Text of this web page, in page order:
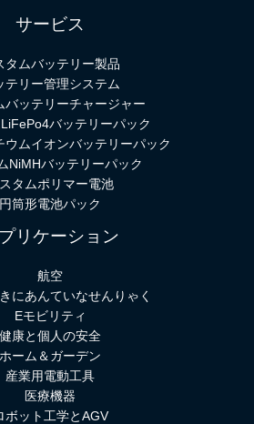
サービス
タムバッテリー製品
テリー管理システム
バッテリーチャージャー
バッテリーパック
ウムイオンバッテリーパック
NiMHバッテリーパック
タムポリマー電池
円筒形電池パック
リケーション
航空
にあんていなせんりゃく
Eモビリティ
健康と個人の安全
ホーム＆ガーデン
産業用電動工具
医療機器
ボット工学とAGV